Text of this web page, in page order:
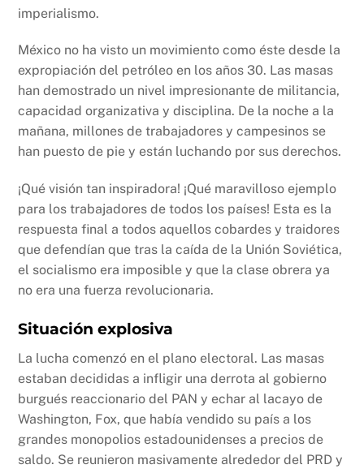
imperialismo.
México no ha visto un movimiento como éste desde la
expropiación del petróleo en los años 30. Las masas
han demostrado un nivel impresionante de militancia,
capacidad organizativa y disciplina. De la noche a la
mañana, millones de trabajadores y campesinos se
han puesto de pie y están luchando por sus derechos.
¡Qué visión tan inspiradora! ¡Qué maravilloso ejemplo
para los trabajadores de todos los países! Esta es la
respuesta final a todos aquellos cobardes y traidores
que defendían que tras la caída de la Unión Soviética,
el socialismo era imposible y que la clase obrera ya
no era una fuerza revolucionaria.
Situación explosiva
La lucha comenzó en el plano electoral. Las masas
estaban decididas a infligir una derrota al gobierno
burgués reaccionario del PAN y echar al lacayo de
Washington, Fox, que había vendido su país a los
grandes monopolios estadounidenses a precios de
saldo. Se reunieron masivamente alrededor del PRD y